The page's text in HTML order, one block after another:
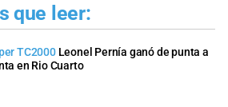
que leer:
TC2000 Leonel Pernía ganó de punta a
en Rio Cuarto